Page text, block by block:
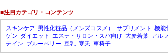
■注目カテゴリ・コンテンツ
スキンケア 男性化粧品（メンズコスメ） サプリメント 機能
ゲン ダイエット エステ・サロン・スパ向け 大麦若葉 アル
テイン ブルーベリー 豆乳 寒天 車椅子